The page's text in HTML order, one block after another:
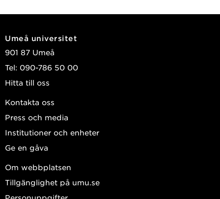
Umeå universitet
901 87 Umeå
Tel: 090-786 50 00
Hitta till oss
Kontakta oss
Press och media
Institutioner och enheter
Ge en gåva
Om webbplatsen
Tillgänglighet på umu.se